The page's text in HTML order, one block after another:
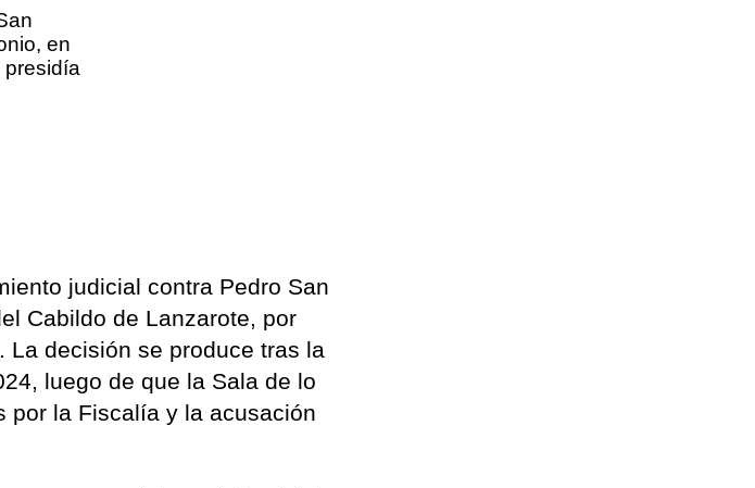
en
presidía
judicial contra Pedro San
Cabildo de Lanzarote, por
La decisión se produce tras la
luego de que la Sala de lo
por la Fiscalía y la acusación